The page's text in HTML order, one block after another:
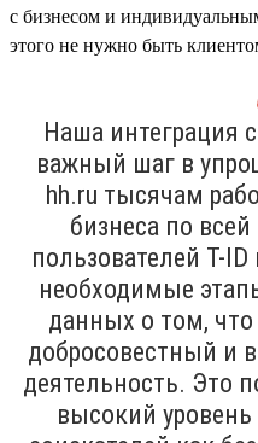
с бизнесом и
этого не нужно быть
Наша интеграция
важный шаг в
hh.ru тысячам
бизнеса по
пользователей T-
необходимые
данных о том,
добросовестный и
деятельность. Это
высокий